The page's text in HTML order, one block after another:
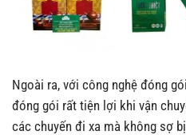
Ngoài ra, với công nghệ đóng
đóng gói rất tiện lợi khi vận
các chuyến đi xa mà không sợ